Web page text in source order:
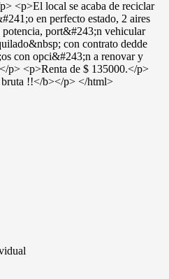
<p>El local se acaba de reciclar
en perfecto estado, 2 aires
port&#243;n vehicular
con contrato dedde
con opci&#243;n a renovar y
p> <p>Renta de $ 135000.</p>
!!</b></p> </html>